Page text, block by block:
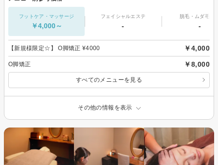
フットケア・マッサージ
￥4,000～
フェイシャルエステ
-
脱毛・ムダ毛処
-
【新規様限定☆】 O脚矯正 ¥4000 ￥4,000
O脚矯正 ￥8,000
すべてのメニューを見る
その他の情報を表示